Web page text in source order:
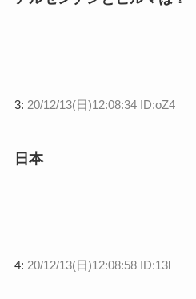
3: 20/12/13(日)12:08:34 ID:oZ4
日本
4: 20/12/13(日)12:08:58 ID:13l